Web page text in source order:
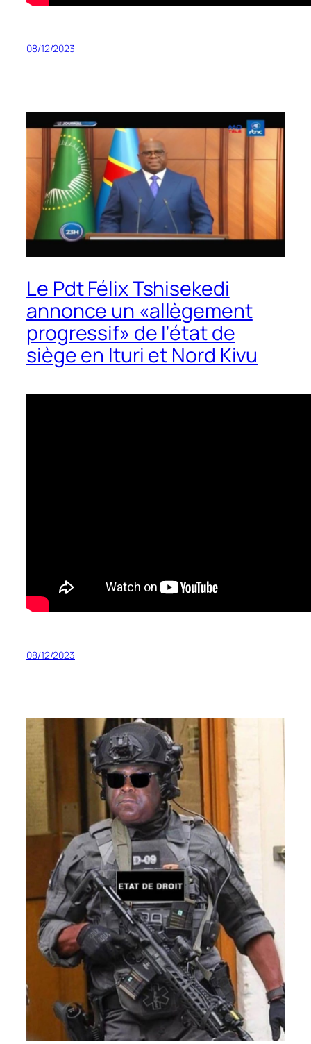
08/12/2023
Le Pdt Félix Tshisekedi
annonce un «allègement
progressif» de l’état de
siège en Ituri et Nord Kivu
08/12/2023